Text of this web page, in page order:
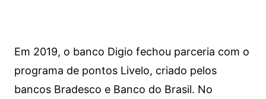
Em 2019, o banco Digio fechou parceria com o
programa de pontos Livelo, criado pelos
bancos Bradesco e Banco do Brasil. No